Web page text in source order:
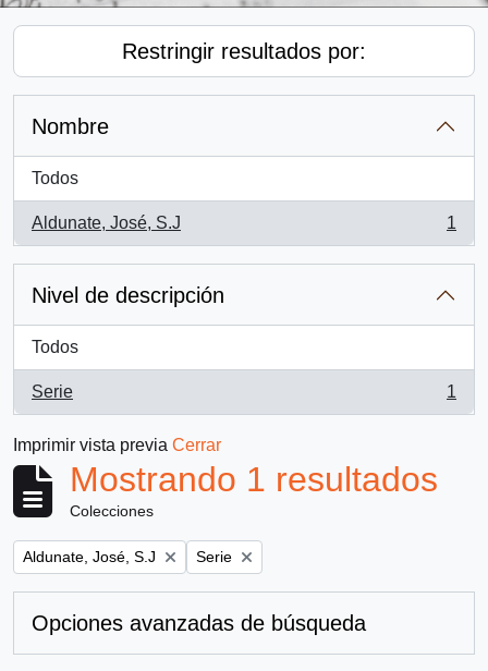
Restringir resultados por:
Nombre
Todos
Aldunate, José, S.J
, 1 resultados
1
Nivel de descripción
Todos
Serie
, 1 resultados
1
Imprimir vista previa Cerrar
Mostrando 1 resultados
Colecciones
Remove filter:
Aldunate, José, S.J Remove filter:
Serie
Opciones avanzadas de búsqueda